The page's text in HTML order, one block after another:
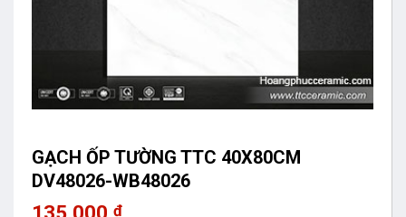
GẠCH ỐP TƯỜNG TTC 40X80CM
DV48026-WB48026
₫